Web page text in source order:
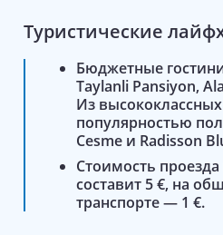
Туристические
Бюджетные
Taylanli Pansiyon,
Из
популярностью
Cesme и Radisson
Стоимость
составит 5 €, на
транспорте — 1 €.